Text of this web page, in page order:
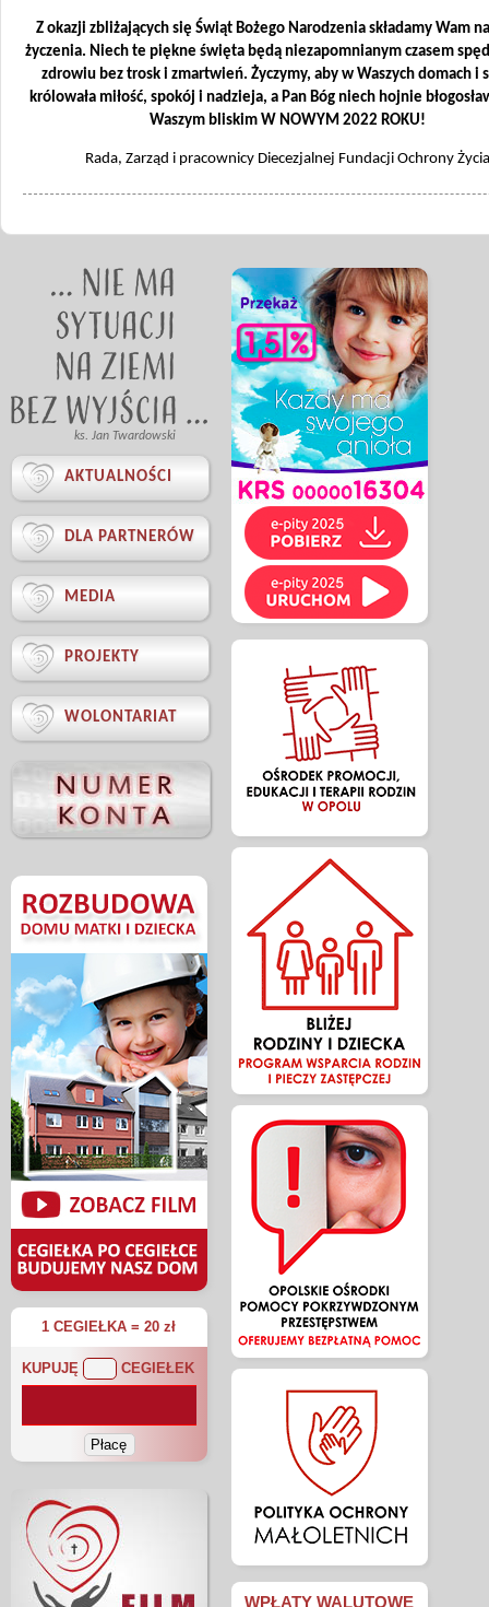
Z okazji zbliżających się Świąt Bożego Narodzenia składamy Wam
życzenia. Niech te piękne święta będą niezapomnianym czasem
zdrowiu bez trosk i zmartwień. Życzymy, aby w Waszych domach i
królowała miłość, spokój i nadzieja, a Pan Bóg niech hojnie
Waszym bliskim W NOWYM 2022 ROKU!
Rada, Zarząd i pracownicy Diecezjalnej Fundacji Ochrony Życia
ks. Jan Twardowski
 AKTUALNOŚCI
 DLA PARTNERÓW
 MEDIA
 PROJEKTY
 WOLONTARIAT
1 CEGIEŁKA = 20 zł
KUPUJĘ CEGIEŁEK
WPŁATY WALUTOWE